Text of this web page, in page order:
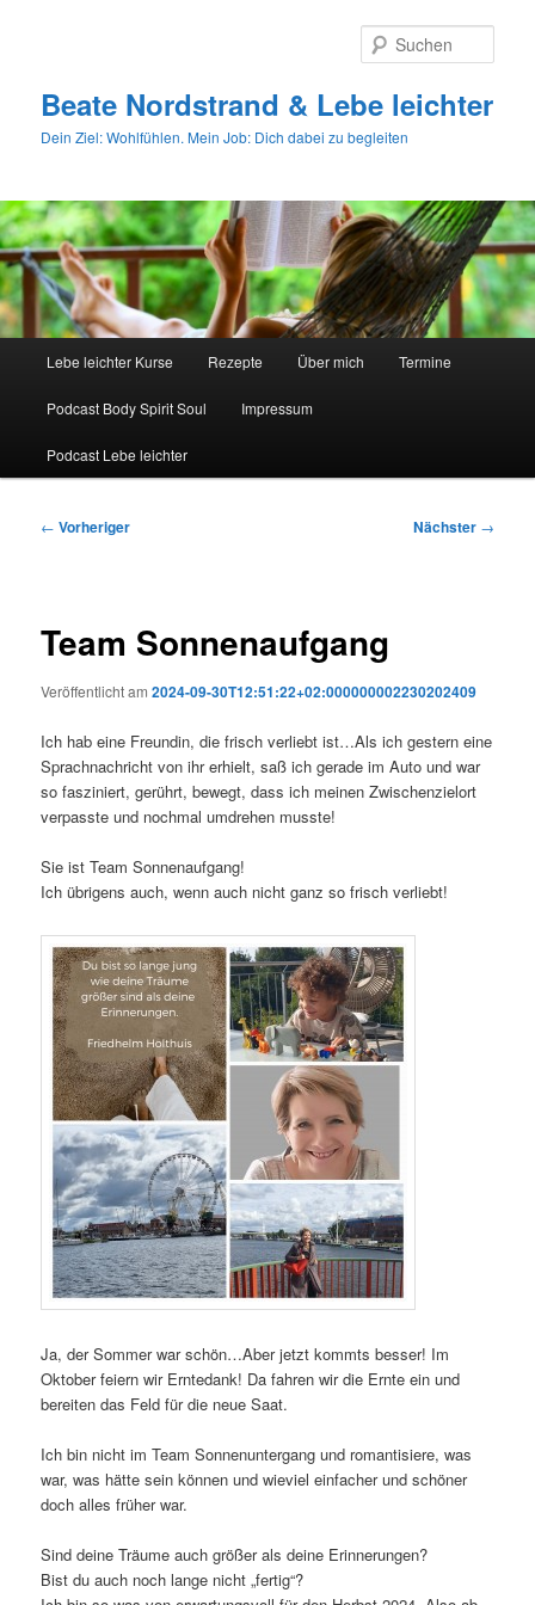
Beate Nordstrand & Lebe leichter
Dein Ziel: Wohlfühlen. Mein Job: Dich dabei zu begleiten
Lebe leichter Kurse Rezepte Über mich Termine
Podcast Body Spirit Soul Impressum
Podcast Lebe leichter
Beitragsnavigation
← Vorheriger Nächster →
Team Sonnenaufgang
Veröffentlicht am2024-09-30T12:51:22+02:000000002230202409
Ich hab eine Freundin, die frisch verliebt ist…Als ich gestern eine
Sprachnachricht von ihr erhielt, saß ich gerade im Auto und war
so fasziniert, gerührt, bewegt, dass ich meinen Zwischenzielort
verpasste und nochmal umdrehen musste!
Sie ist Team Sonnenaufgang!
Ich übrigens auch, wenn auch nicht ganz so frisch verliebt!
Ja, der Sommer war schön…Aber jetzt kommts besser! Im
Oktober feiern wir Erntedank! Da fahren wir die Ernte ein und
bereiten das Feld für die neue Saat.
Ich bin nicht im Team Sonnenuntergang und romantisiere, was
war, was hätte sein können und wieviel einfacher und schöner
doch alles früher war.
Sind deine Träume auch größer als deine Erinnerungen?
Bist du auch noch lange nicht „fertig“?